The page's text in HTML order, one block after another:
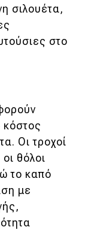
σιλουέτα,
στο
κόστος
Οι τροχοί
θόλοι
το καπό
με